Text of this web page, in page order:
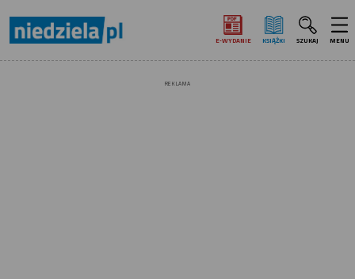
E‑WYDANIE KSIĄŻKI SZUKAJ MENU
REKLAMA